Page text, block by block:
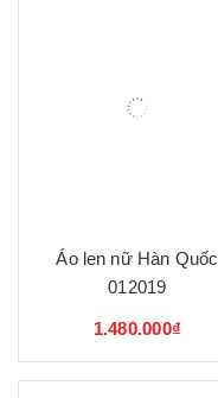
Áo len nữ Hàn Quốc
012019
1.480.000₫